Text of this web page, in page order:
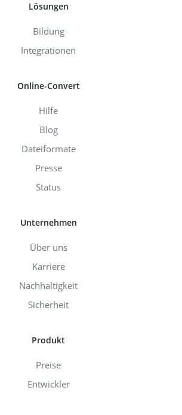
Lösungen
Bildung
Integrationen
Online-Convert
Hilfe
Blog
Dateiformate
Presse
Status
Unternehmen
Über uns
Karriere
Nachhaltigkeit
Sicherheit
Produkt
Preise
Entwickler